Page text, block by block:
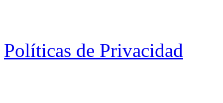
Políticas de Privacidad